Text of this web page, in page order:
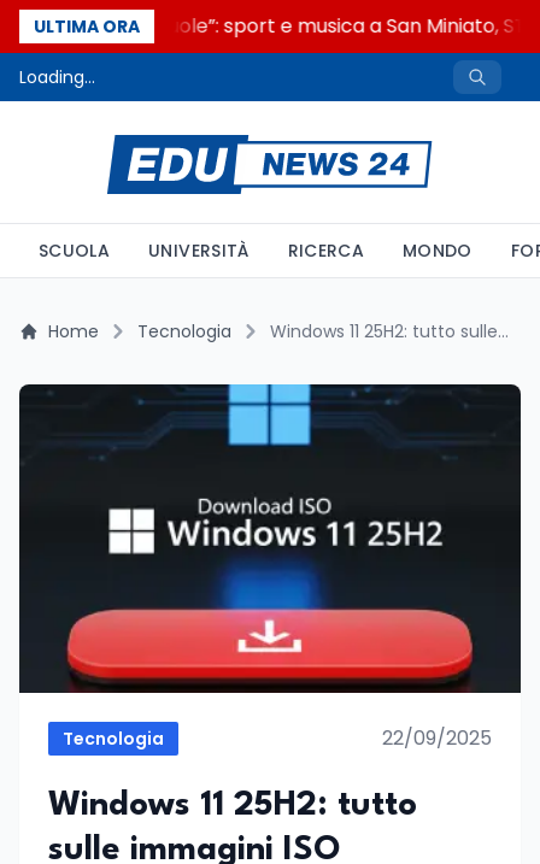
ULTIMA ORA
“Noi siamo le Scuole”: sport e musica a San Miniato,
Loading...
SCUOLA UNIVERSITÀ RICERCA MONDO
Home Tecnologia Windows 11 25H2: tutto sulle immagini ISO disponibili in anteprima e come scaricare la nuova versione
Tecnologia 22/09/2025
Windows 11 25H2: tutto
sulle immagini ISO